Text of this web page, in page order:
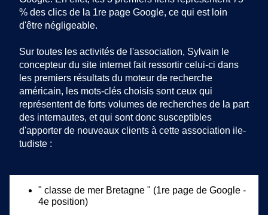
% des clics de la 1re page Google, ce qui est loin
d'être négligeable.
Sur toutes les activités de l'association, Sylvain le
concepteur du site internet fait ressortir celui-ci dans
les premiers résultats du moteur de recherche
américain, les mots-clés choisis sont ceux qui
représentent de forts volumes de recherches de la part
des internautes, et qui sont donc susceptibles
d'apporter de nouveaux clients à cette association ile-
tudiste :
" classe de mer Bretagne " (1re page de Google -
4e position)